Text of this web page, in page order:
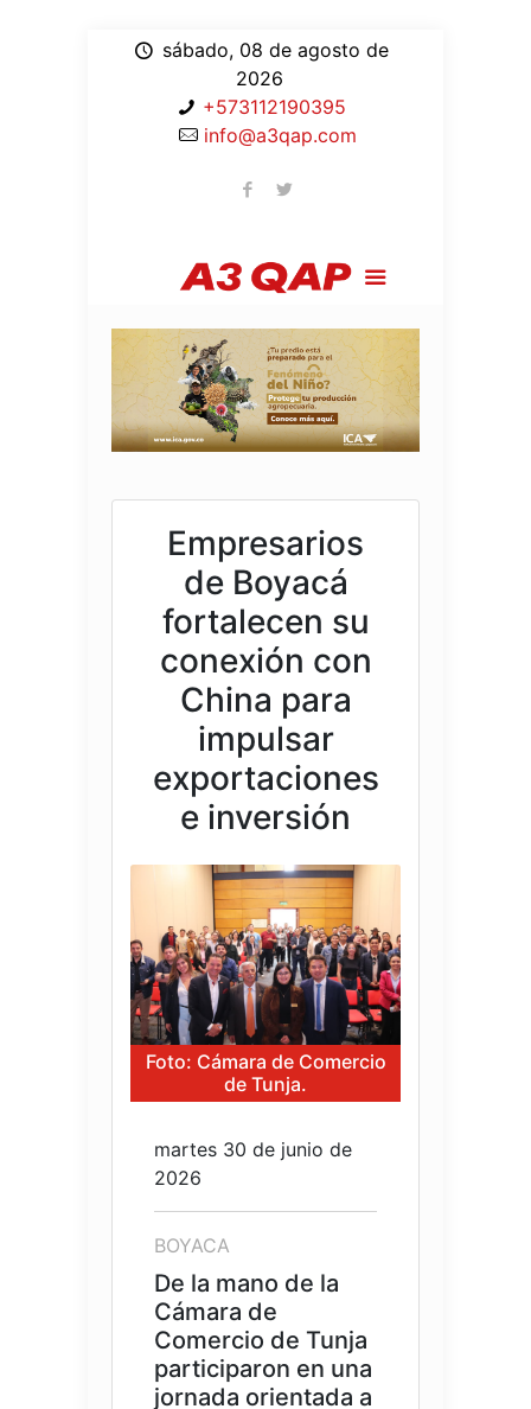
sábado, 08 de agosto de
2026
+573112190395
info@a3qap.com
Empresarios
de Boyacá
fortalecen su
conexión con
China para
impulsar
exportaciones
e inversión
Foto: Cámara de Comercio
de Tunja.
martes 30 de junio de
2026
BOYACA
De la mano de la
Cámara de
Comercio de Tunja
participaron en una
jornada orientada a